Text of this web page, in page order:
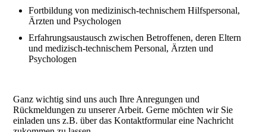
Fortbildung von medizinisch-technischem Hilfspersonal,
Ärzten und Psychologen
Erfahrungsaustausch zwischen Betroffenen, deren Eltern
und medizisch-technischem Personal, Ärzten und
Psychologen
Ganz wichtig sind uns auch Ihre Anregungen und
Rückmeldungen zu unserer Arbeit. Gerne möchten wir Sie
einladen uns z.B. über das Kontaktformular eine Nachricht